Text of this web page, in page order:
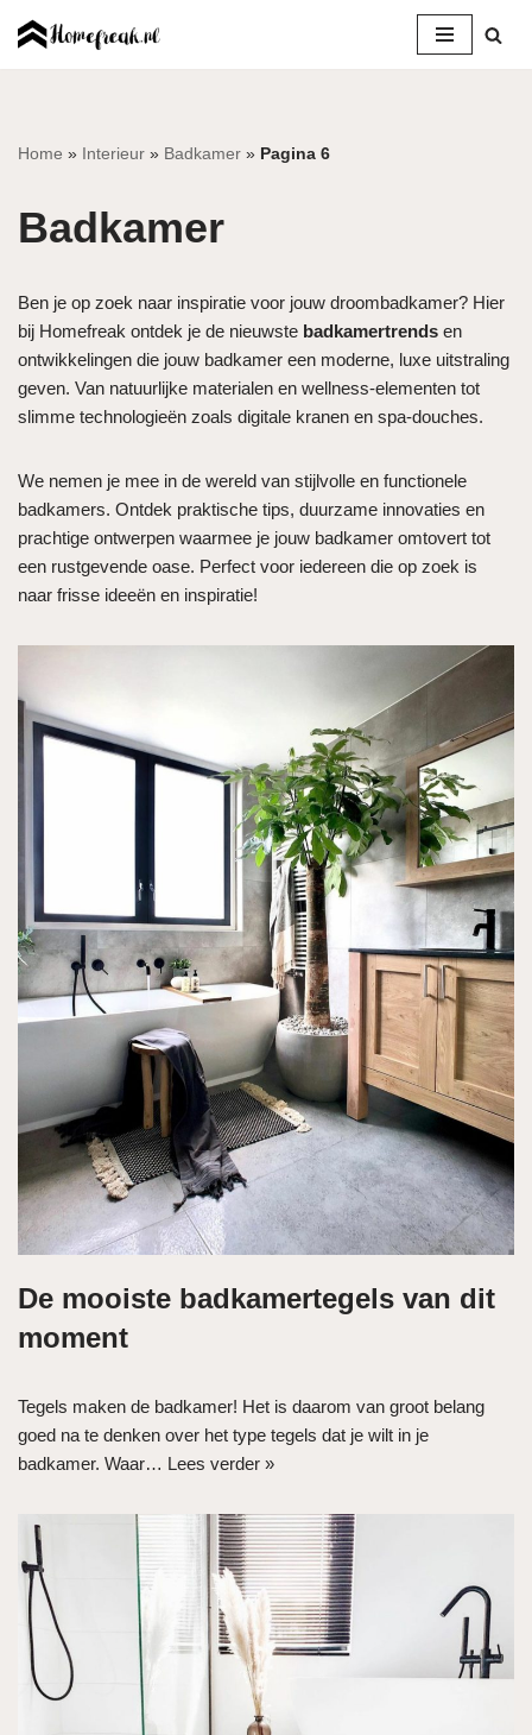
inhoud
Home » Interieur » Badkamer » Pagina 6
Badkamer
Ben je op zoek naar inspiratie voor jouw droombadkamer? Hier
bij Homefreak ontdek je de nieuwste badkamertrends en
ontwikkelingen die jouw badkamer een moderne, luxe uitstraling
geven. Van natuurlijke materialen en wellness-elementen tot
slimme technologieën zoals digitale kranen en spa-douches.
We nemen je mee in de wereld van stijlvolle en functionele
badkamers. Ontdek praktische tips, duurzame innovaties en
prachtige ontwerpen waarmee je jouw badkamer omtovert tot
een rustgevende oase. Perfect voor iedereen die op zoek is
naar frisse ideeën en inspiratie!
De mooiste badkamertegels van dit
moment
Tegels maken de badkamer! Het is daarom van groot belang
goed na te denken over het type tegels dat je wilt in je
badkamer. Waar… Lees verder »